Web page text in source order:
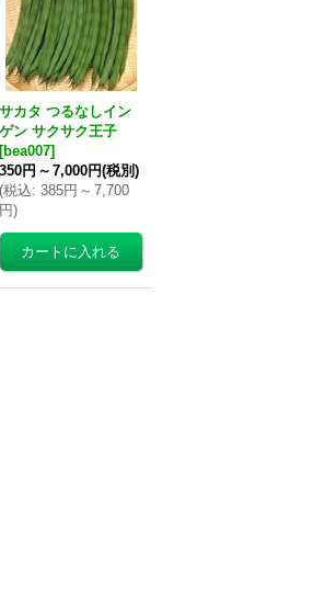
サカタ つるなしイン
ゲン サクサク王子
[bea007]
350円 ～ 7,000円(税別)
(税込: 385円 ～ 7,700
円)